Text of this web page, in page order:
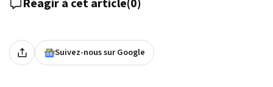
Réagir à cet article(0)
Suivez-nous sur Google